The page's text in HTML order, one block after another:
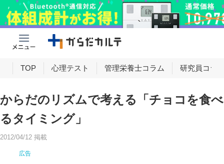
TOP 心理テスト 管理栄養士コラム 研究員コラ
からだのリズムで考える「チョコを食べ
るタイミング」
2012/04/12 掲載